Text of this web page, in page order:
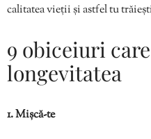
calitatea vieții și astfel tu
9 obiceiuri
longevitatea
1. Mișcă-te